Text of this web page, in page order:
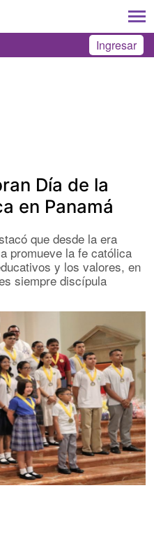
Ingresar
Día de la
en Panamá
que desde la era
promueve la fe católica
y los valores, en
siempre discípula